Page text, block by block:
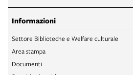
Informazioni
Settore Biblioteche e Welfare culturale
Area stampa
Documenti